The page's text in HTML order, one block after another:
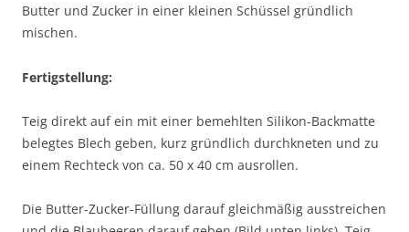
Butter und Zucker in einer kleinen Schüssel gründlich
mischen.
Fertigstellung:
Teig direkt auf ein mit einer bemehlten Silikon-Backmatte
belegtes Blech geben, kurz gründlich durchkneten und zu
einem Rechteck von ca. 50 x 40 cm ausrollen.
Die Butter-Zucker-Füllung darauf gleichmäßig ausstreichen